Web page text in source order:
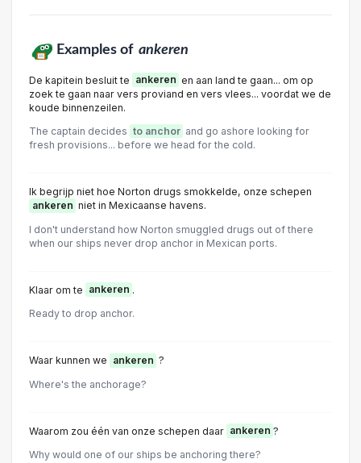
Examples of ankeren
De kapitein besluit te ankeren en aan land te gaan... om op
zoek te gaan naar vers proviand en vers vlees... voordat we de
koude binnenzeilen.
The captain decides to anchor and go ashore looking for
fresh provisions... before we head for the cold.
Ik begrijp niet hoe Norton drugs smokkelde, onze schepen
ankeren niet in Mexicaanse havens.
I don't understand how Norton smuggled drugs out of there
when our ships never drop anchor in Mexican ports.
Klaar om te ankeren .
Ready to drop anchor.
Waar kunnen we ankeren ?
Where's the anchorage?
Waarom zou één van onze schepen daar ankeren ?
Why would one of our ships be anchoring there?